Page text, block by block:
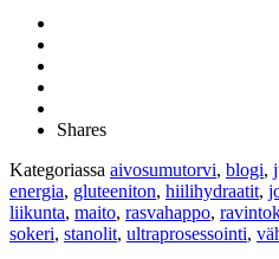
Shares
Kategoriassa aivosumutorvi, blogi,
energia, gluteeniton, hiilihydraatit,
liikunta, maito, rasvahappo,
sokeri, stanolit, ultraprosessointi,